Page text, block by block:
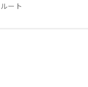
ート